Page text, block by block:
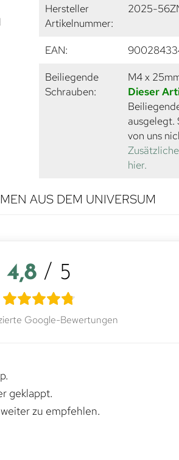
Hersteller
Artikelnummer:
2025-
EAN:
Beiliegende
Schrauben:
M4 x
Dieser
ausgelegt.
von uns
hier.
AUS DEM UNIVERSUM
4,8 / 5
Google-Bewertungen
geklappt.
zu empfehlen.